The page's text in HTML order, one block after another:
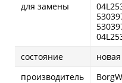
для замены
состояние
новая
производитель